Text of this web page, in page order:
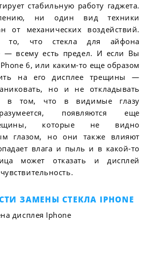
стабильную работу гаджета.
ни один вид техники
от механических воздействий.
то, что стекла для айфона
— всему есть предел. И если Вы
6, или каким-то еще образом
на его дисплее трещины —
но и не откладывать
в том, что в видимые глазу
появляются еще
которые не видно
глазом, но они также влияют
влага и пыль и в какой-то
может отказать и дисплей
ЗАМЕНЫ СТЕКЛА IPHONE